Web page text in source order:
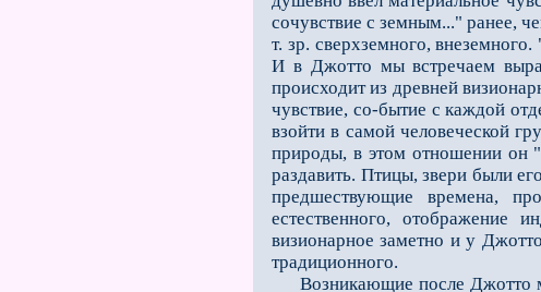
сочувствие с земным..." ранее,
т. зр. сверхземного,
И в Джотто мы встречаем
происходит из древней
чувствие, со-бытие с каждой
взойти в самой человеческой
природы, в этом отношении он
раздавить. Птицы, звери были
предшествующие времена,
естественного, отображение
визионарное заметно и у
традиционного.
Возникающие после Джотто